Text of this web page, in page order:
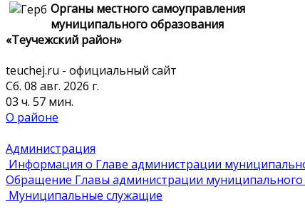
Органы местного самоуправления
муниципального образования
«Теучежский район»
teuchej.ru - официальный сайт
Сб. 08 авг. 2026 г.
03 ч. 57 мин.
О районе
Администрация
Информация о Главе администрации
Обращение Главы администрации муниципального
Муниципальные служащие